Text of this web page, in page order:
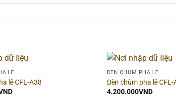
LÊ
lê CFL-A38
ĐÈN CHÙM PHA LÊ
Đèn chùm pha lê CFL-
4.200.000VND